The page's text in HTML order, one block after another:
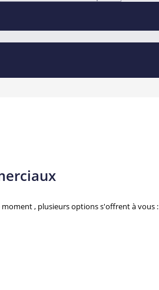
, plusieurs options s'offrent à vous :